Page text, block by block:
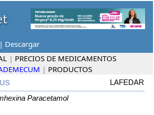
| Descargar
| PRECIOS DE MEDICAMENTOS
| PRODUCTOS
LAFEDAR
Paracetamol